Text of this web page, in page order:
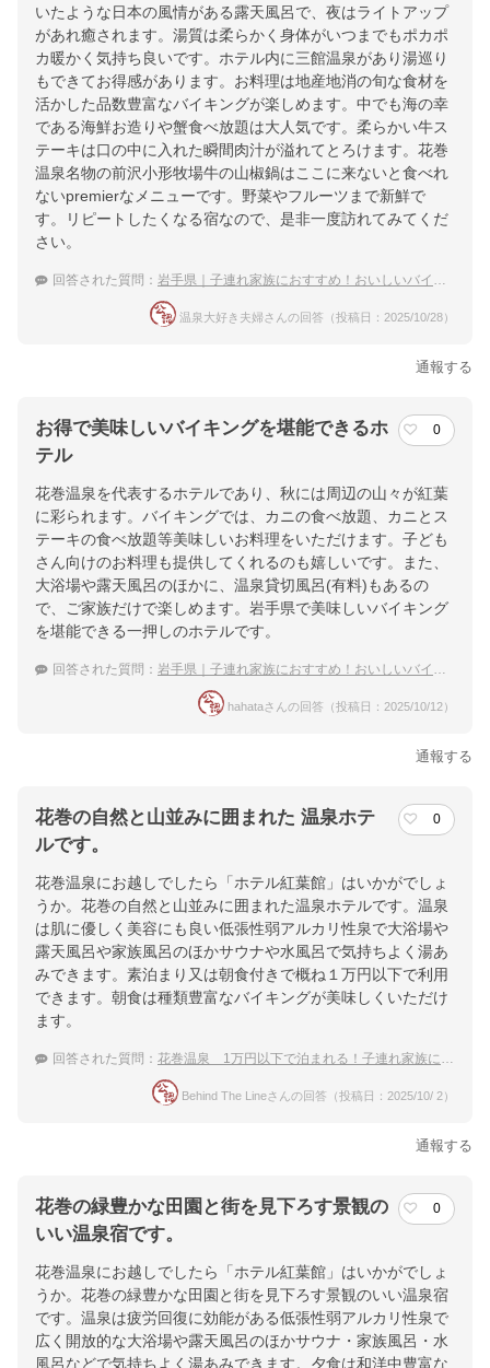
いたような日本の風情がある露天風呂で、夜はライトアップ
があれ癒されます。湯質は柔らかく身体がいつまでもポカポ
カ暖かく気持ち良いです。ホテル内に三館温泉があり湯巡り
もできてお得感があります。お料理は地産地消の旬な食材を
活かした品数豊富なバイキングが楽しめます。中でも海の幸
である海鮮お造りや蟹食べ放題は大人気です。柔らかい牛ス
テーキは口の中に入れた瞬間肉汁が溢れてとろけます。花巻
温泉名物の前沢小形牧場牛の山椒鍋はここに来ないと食べれ
ないpremierなメニューです。野菜やフルーツまで新鮮で
す。リピートしたくなる宿なので、是非一度訪れてみてくだ
さい。
回答された質問： 岩手県｜子連れ家族におすすめ！おいしいバイキングのある宿は？
温泉大好き夫婦さんの回答（投稿日：2025/10/28）
通報する
お得で美味しいバイキングを堪能できるホ
テル
0
花巻温泉を代表するホテルであり、秋には周辺の山々が紅葉
に彩られます。バイキングでは、カニの食べ放題、カニとス
テーキの食べ放題等美味しいお料理をいただけます。子ども
さん向けのお料理も提供してくれるのも嬉しいです。また、
大浴場や露天風呂のほかに、温泉貸切風呂(有料)もあるの
で、ご家族だけで楽しめます。岩手県で美味しいバイキング
を堪能できる一押しのホテルです。
回答された質問： 岩手県｜子連れ家族におすすめ！おいしいバイキングのある宿は？
hahataさんの回答（投稿日：2025/10/12）
通報する
花巻の自然と山並みに囲まれた 温泉ホテ
ルです。
0
花巻温泉にお越しでしたら「ホテル紅葉館」はいかがでしょ
うか。花巻の自然と山並みに囲まれた温泉ホテルです。温泉
は肌に優しく美容にも良い低張性弱アルカリ性泉で大浴場や
露天風呂や家族風呂のほかサウナや水風呂で気持ちよく湯あ
みできます。素泊まり又は朝食付きで概ね１万円以下で利用
できます。朝食は種類豊富なバイキングが美味しくいただけ
ます。
回答された質問： 花巻温泉 1万円以下で泊まれる！子連れ家族におすすめの温泉宿
Behind The Lineさんの回答（投稿日：2025/10/ 2）
通報する
花巻の緑豊かな田園と街を見下ろす景観の
いい温泉宿です。
0
花巻温泉にお越しでしたら「ホテル紅葉館」はいかがでしょ
うか。花巻の緑豊かな田園と街を見下ろす景観のいい温泉宿
です。温泉は疲労回復に効能がある低張性弱アルカリ性泉で
広く開放的な大浴場や露天風呂のほかサウナ・家族風呂・水
風呂などで気持ちよく湯あみできます。夕食は和洋中豊富な